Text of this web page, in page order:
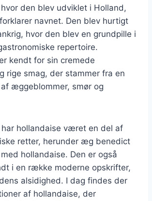
den blev udviklet i Holland,
navnet. Den blev hurtigt
hvor den blev en grundpille i
repertoire.
kendt for sin cremede
rige smag, der stammer fra en
æggeblommer, smør og
hollandaise været en del af
retter, herunder æg benedict
hollandaise. Den er også
i en række moderne opskrifter,
alsidighed. I dag findes der
af hollandaise, der